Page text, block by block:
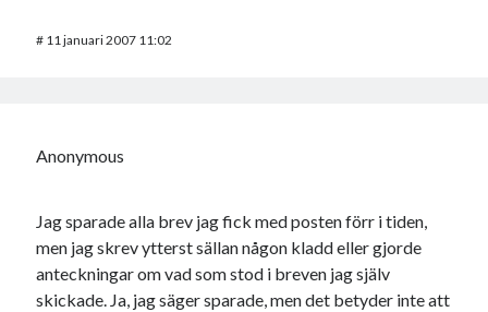
# 11 januari 2007 11:02
Anonymous
Jag sparade alla brev jag fick med posten förr i tiden,
men jag skrev ytterst sällan någon kladd eller gjorde
anteckningar om vad som stod i breven jag själv
skickade. Ja, jag säger sparade, men det betyder inte att